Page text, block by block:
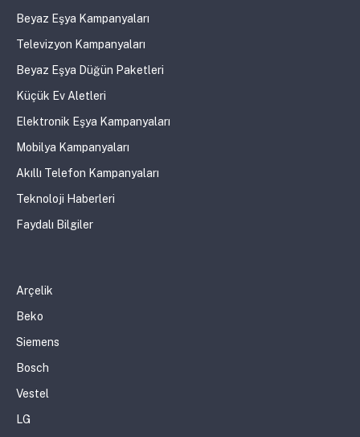
Beyaz Eşya Kampanyaları
Televizyon Kampanyaları
Beyaz Eşya Düğün Paketleri
Küçük Ev Aletleri
Elektronik Eşya Kampanyaları
Mobilya Kampanyaları
Akıllı Telefon Kampanyaları
Teknoloji Haberleri
Faydalı Bilgiler
Arçelik
Beko
Siemens
Bosch
Vestel
LG